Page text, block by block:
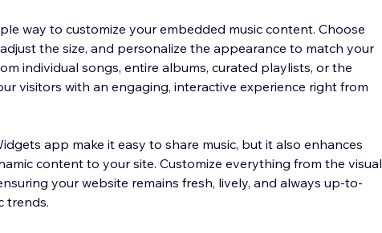
way to customize your embedded music content. Choose
the size, and personalize the appearance to match your
individual songs, entire albums, curated playlists, or the
visitors with an engaging, interactive experience right from
app make it easy to share music, but it also enhances
content to your site. Customize everything from the visual
your website remains fresh, lively, and always up-to-
trends.